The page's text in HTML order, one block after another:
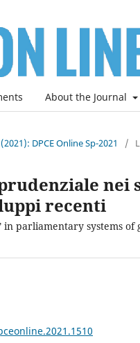
About the Journal
DPCE Online Sp-2021 /
nei
recenti
in parliamentary systems